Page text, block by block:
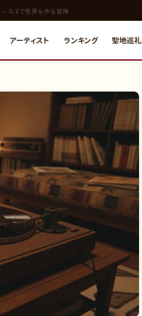
— A-Zで世界を作る冒険
アーティスト ランキング 聖地巡礼